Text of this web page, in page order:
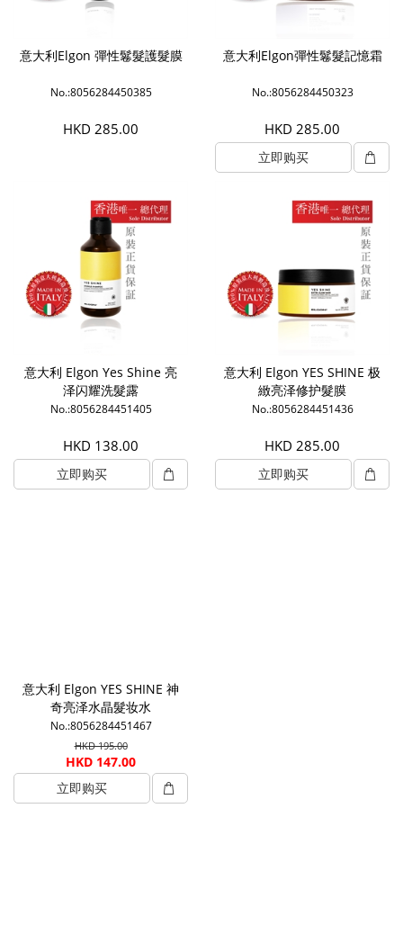
意大利Elgon 彈性鬈髮護髮膜
No.:8056284450385
HKD 285.00
意大利Elgon彈性鬈髮記憶霜
No.:8056284450323
HKD 285.00
立即购买
意大利 Elgon Yes Shine 亮
泽闪耀洗髮露
No.:8056284451405
HKD 138.00
立即购买
意大利 Elgon YES SHINE 极
緻亮泽修护髮膜
No.:8056284451436
HKD 285.00
立即购买
意大利 Elgon YES SHINE 神
奇亮泽水晶髮妆水
No.:8056284451467
HKD 195.00
HKD 147.00
立即购买